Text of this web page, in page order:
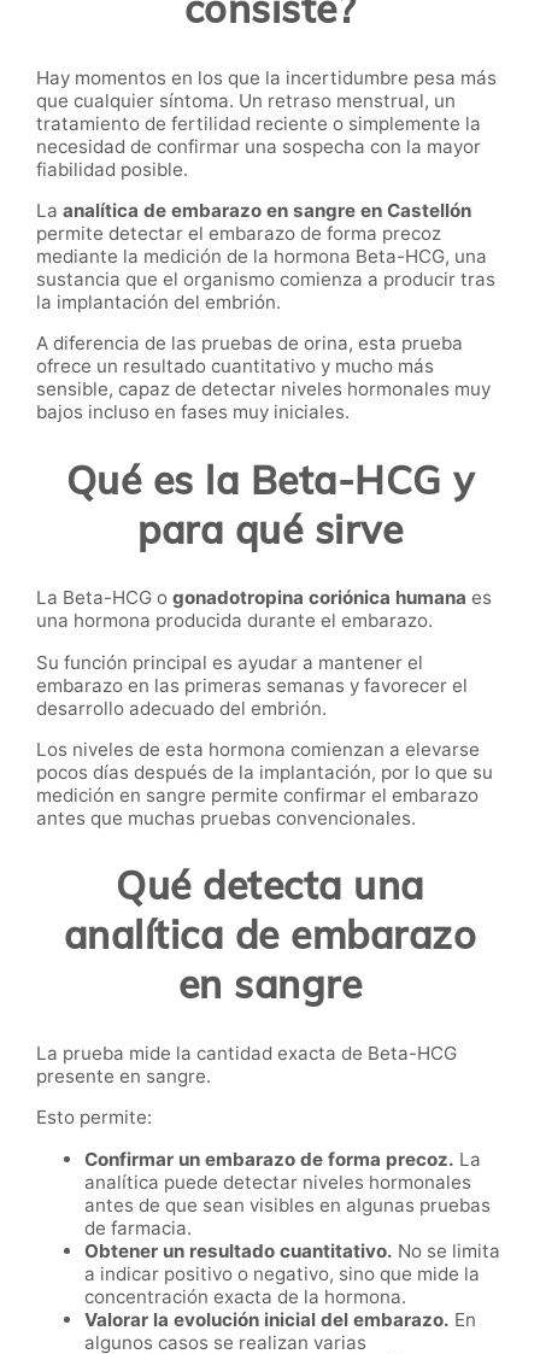
Hay momentos en los que la incertidumbre pesa más
que cualquier síntoma. Un retraso menstrual, un
tratamiento de fertilidad reciente o simplemente la
necesidad de confirmar una sospecha con la mayor
fiabilidad posible.
La analítica de embarazo en sangre en Castellón
permite detectar el embarazo de forma precoz
mediante la medición de la hormona Beta-HCG, una
sustancia que el organismo comienza a producir tras
la implantación del embrión.
A diferencia de las pruebas de orina, esta prueba
ofrece un resultado cuantitativo y mucho más
sensible, capaz de detectar niveles hormonales muy
bajos incluso en fases muy iniciales.
Qué es la Beta-HCG y
para qué sirve
La Beta-HCG o gonadotropina coriónica humana es
una hormona producida durante el embarazo.
Su función principal es ayudar a mantener el
embarazo en las primeras semanas y favorecer el
desarrollo adecuado del embrión.
Los niveles de esta hormona comienzan a elevarse
pocos días después de la implantación, por lo que su
medición en sangre permite confirmar el embarazo
antes que muchas pruebas convencionales.
Qué detecta una
analítica de embarazo
en sangre
La prueba mide la cantidad exacta de Beta-HCG
presente en sangre.
Esto permite:
Confirmar un embarazo de forma precoz. La
analítica puede detectar niveles hormonales
antes de que sean visibles en algunas pruebas
de farmacia.
Obtener un resultado cuantitativo. No se limita
a indicar positivo o negativo, sino que mide la
concentración exacta de la hormona.
Valorar la evolución inicial del embarazo. En
algunos casos se realizan varias